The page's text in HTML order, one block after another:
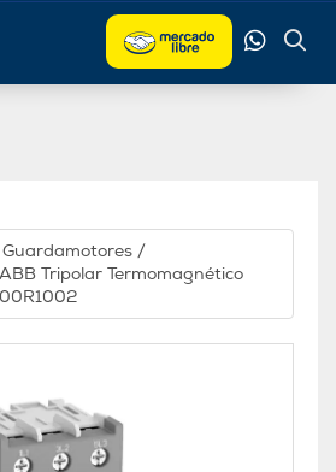
Guardamotores /
Tripolar Termomagnético